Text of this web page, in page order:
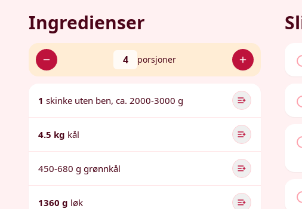
Ingredienser
4 porsjoner
1 skinke uten ben, ca. 2000-3000 g
4.5 kg kål
450-680 g grønnkål
1360 g løk